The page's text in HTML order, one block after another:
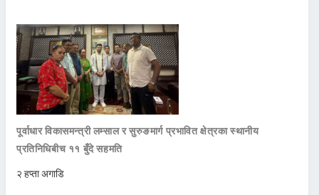
पूर्वाधार विकासमन्त्री लम्साल र सुरुङमार्ग प्रभावित क्षेत्रका स्थानीय
प्रतिनिधिबीच ११ बुँदे सहमति
२ हप्ता अगाडि